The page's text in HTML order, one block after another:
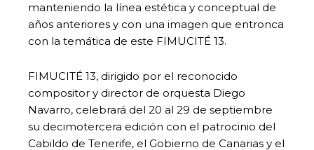
manteniendo la línea estética y conceptual de
años anteriores y con una imagen que entronca
con la temática de este FIMUCITÉ 13.
FIMUCITÉ 13, dirigido por el reconocido
compositor y director de orquesta Diego
Navarro, celebrará del 20 al 29 de septiembre
su decimotercera edición con el patrocinio del
Cabildo de Tenerife, el Gobierno de Canarias y el